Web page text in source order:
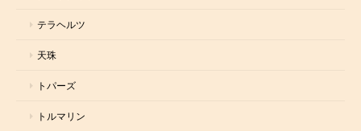
テラヘルツ
天珠
トパーズ
トルマリン